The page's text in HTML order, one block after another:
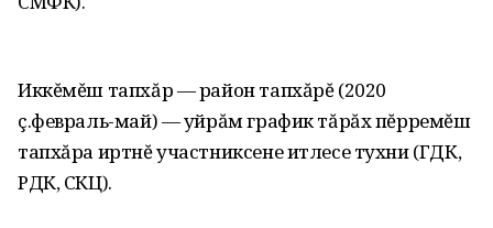
Иккĕмĕш тапхăр — район тапхăрĕ (2020
ç.февраль-май) — уйрăм график тăрăх пĕрремĕш
тапхăра иртнĕ участниксене итлесе тухни (ГДК,
РДК, СКЦ).